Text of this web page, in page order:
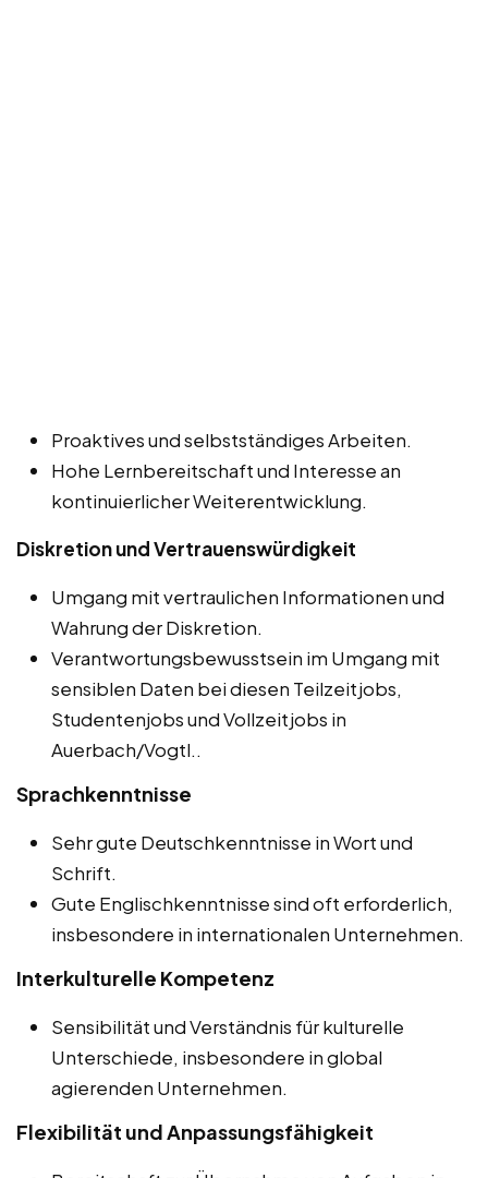
Proaktives und selbstständiges Arbeiten.
Hohe Lernbereitschaft und Interesse an
kontinuierlicher Weiterentwicklung.
Diskretion und Vertrauenswürdigkeit
Umgang mit vertraulichen Informationen und
Wahrung der Diskretion.
Verantwortungsbewusstsein im Umgang mit
sensiblen Daten bei diesen Teilzeitjobs,
Studentenjobs und Vollzeitjobs in
Auerbach/Vogtl..
Sprachkenntnisse
Sehr gute Deutschkenntnisse in Wort und
Schrift.
Gute Englischkenntnisse sind oft erforderlich,
insbesondere in internationalen Unternehmen.
Interkulturelle Kompetenz
Sensibilität und Verständnis für kulturelle
Unterschiede, insbesondere in global
agierenden Unternehmen.
Flexibilität und Anpassungsfähigkeit